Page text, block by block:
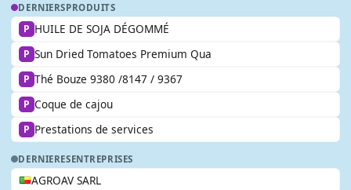
DERNIERSPRODUITS
P HUILE DE SOJA DÉGOMMÉ
P Sun Dried Tomatoes Premium Qua
P Thé Bouze 9380 /8147 / 9367
P Coque de cajou
P Prestations de services
DERNIERESENTREPRISES
AGROAV SARL